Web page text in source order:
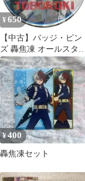
¥ 650
【中古】バッジ・ピン
ズ 轟焦凍 オールスター
缶バッジ 「僕のヒーロ
ーアカデミア」 ジャン
プキャラクターズスト
ア限定
¥400
轟焦凍セット